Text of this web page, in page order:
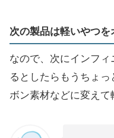
次の製品は軽いやつを
なので、次にインフ
るとしたらもうちょ
ボン素材などに変えて